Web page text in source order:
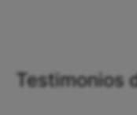
Testimonios